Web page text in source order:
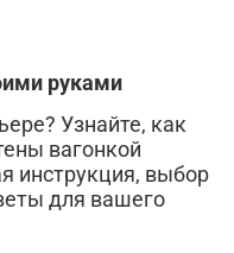
руками
Узнайте, как
вагонкой
инструкция, выбор
для вашего